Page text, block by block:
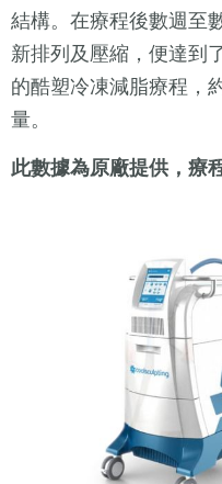
結構。在療程後數週至
新排列及壓縮，便達到
的酷塑冷凍減脂療程，
量。
此數據為原廠提供，療